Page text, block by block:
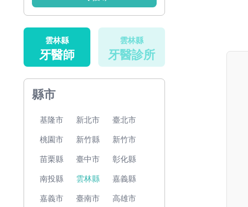
雲林縣
牙醫師
雲林縣
牙醫診所
縣市
基隆市 新北市 臺北市
桃園市 新竹縣 新竹市
苗栗縣 臺中市 彰化縣
南投縣 雲林縣 嘉義縣
嘉義市 臺南市 高雄市